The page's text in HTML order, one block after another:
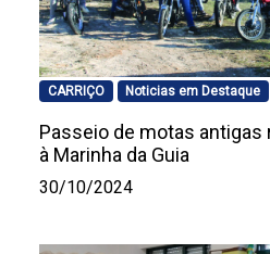
CARRIÇO Noticias em Destaque
Passeio de motas
à Marinha da Guia
30/10/2024